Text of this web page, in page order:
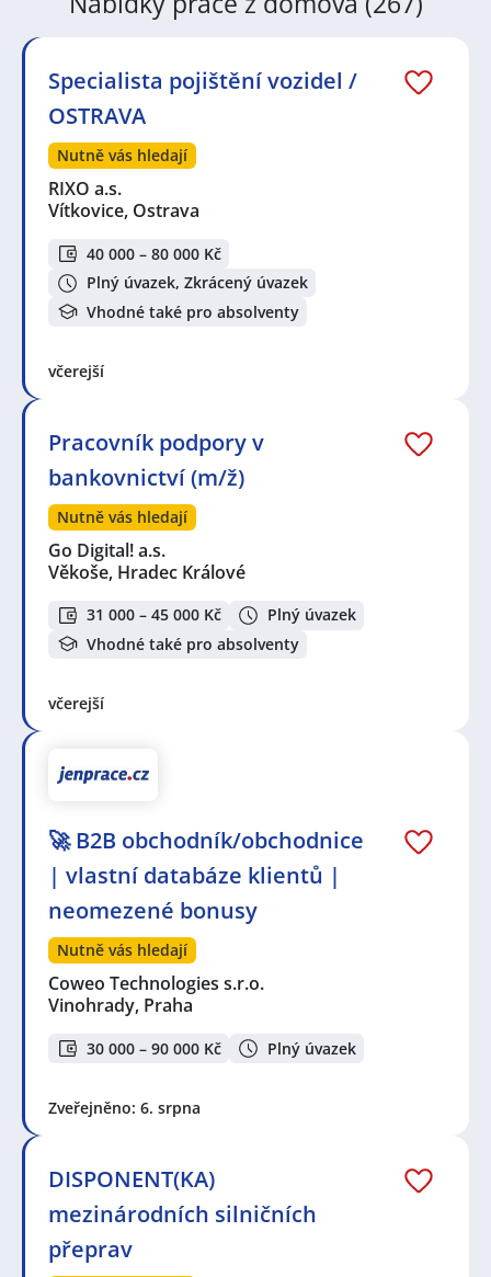
Specialista pojištění vozidel /
OSTRAVA
Nutně vás hledají
RIXO a.s.
Vítkovice, Ostrava
40 000 – 80 000 Kč
Plný úvazek, Zkrácený úvazek
Vhodné také pro absolventy
včerejší
Pracovník podpory v
bankovnictví (m/ž)
Nutně vás hledají
Go Digital! a.s.
Věkoše, Hradec Králové
31 000 – 45 000 Kč
Plný úvazek
Vhodné také pro absolventy
včerejší
🚀 B2B obchodník/obchodnice
| vlastní databáze klientů |
neomezené bonusy
Nutně vás hledají
Coweo Technologies s.r.o.
Vinohrady, Praha
30 000 – 90 000 Kč Plný úvazek
Zveřejněno: 6. srpna
DISPONENT(KA)
mezinárodních silničních
přeprav